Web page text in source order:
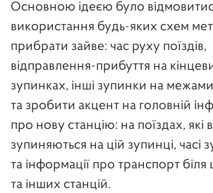
Основною ідеєю було
використання будь-яких схем
прибрати зайве: час руху поїздів,
відправлення-прибуття на
зупинках, інші зупинки на
та зробити акцент на головній
про нову станцію: на поїздах, які
зупиняються на цій зупинці, часі
та інформації про транспорт біля
та інших станцій.